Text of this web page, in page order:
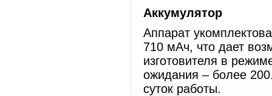
Аккумулятор
Аппарат
710 мАч, что дает
изготовителя в
ожидания – более
суток работы.